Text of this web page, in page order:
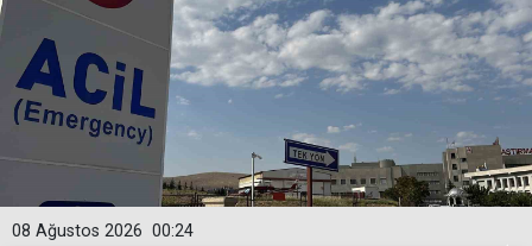
00:24
08 Ağustos 2026